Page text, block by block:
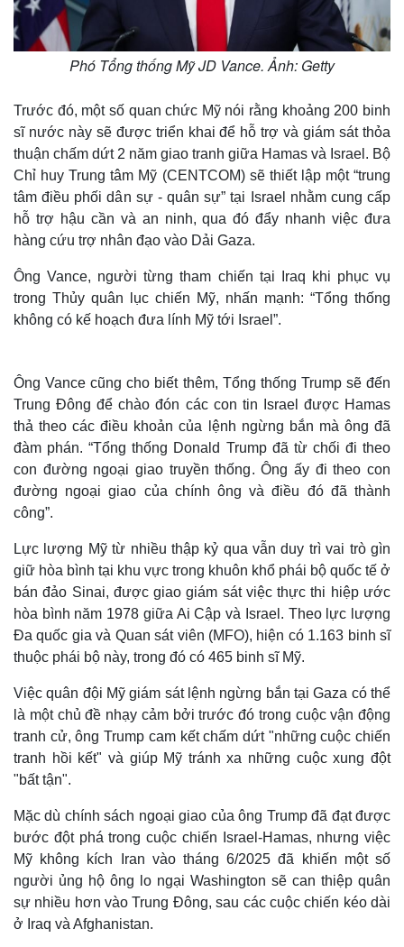
Thế giới
Cuộc sống đó đây
Hồ sơ
Multimedia
E-Magazine
Infographic
Phó Tổng thống Mỹ JD Vance. Ảnh: Getty
Trước đó, một số quan chức Mỹ nói rằng khoảng 200 binh
sĩ nước này sẽ được triển khai để hỗ trợ và giám sát thỏa
thuận chấm dứt 2 năm giao tranh giữa Hamas và Israel. Bộ
Chỉ huy Trung tâm Mỹ (CENTCOM) sẽ thiết lập một “trung
tâm điều phối dân sự - quân sự” tại Israel nhằm cung cấp
hỗ trợ hậu cần và an ninh, qua đó đẩy nhanh việc đưa
hàng cứu trợ nhân đạo vào Dải Gaza.
Ông Vance, người từng tham chiến tại Iraq khi phục vụ
trong Thủy quân lục chiến Mỹ, nhấn mạnh: “Tổng thống
không có kế hoạch đưa lính Mỹ tới Israel”.
Ông Vance cũng cho biết thêm, Tổng thống Trump sẽ đến
Trung Đông để chào đón các con tin Israel được Hamas
thả theo các điều khoản của lệnh ngừng bắn mà ông đã
đàm phán. “Tổng thống Donald Trump đã từ chối đi theo
con đường ngoại giao truyền thống. Ông ấy đi theo con
đường ngoại giao của chính ông và điều đó đã thành
công”.
Lực lượng Mỹ từ nhiều thập kỷ qua vẫn duy trì vai trò gìn
giữ hòa bình tại khu vực trong khuôn khổ phái bộ quốc tế ở
bán đảo Sinai, được giao giám sát việc thực thi hiệp ước
hòa bình năm 1978 giữa Ai Cập và Israel. Theo lực lượng
Đa quốc gia và Quan sát viên (MFO), hiện có 1.163 binh sĩ
thuộc phái bộ này, trong đó có 465 binh sĩ Mỹ.
Việc quân đội Mỹ giám sát lệnh ngừng bắn tại Gaza có thể
là một chủ đề nhạy cảm bởi trước đó trong cuộc vận động
tranh cử, ông Trump cam kết chấm dứt "những cuộc chiến
tranh hồi kết" và giúp Mỹ tránh xa những cuộc xung đột
"bất tận".
Mặc dù chính sách ngoại giao của ông Trump đã đạt được
bước đột phá trong cuộc chiến Israel-Hamas, nhưng việc
Mỹ không kích Iran vào tháng 6/2025 đã khiến một số
người ủng hộ ông lo ngại Washington sẽ can thiệp quân
sự nhiều hơn vào Trung Đông, sau các cuộc chiến kéo dài
ở Iraq và Afghanistan.